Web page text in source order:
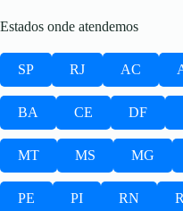
Estados onde atendemos
SP RJ AC
BA CE DF
MT MS MG
PE PI RN